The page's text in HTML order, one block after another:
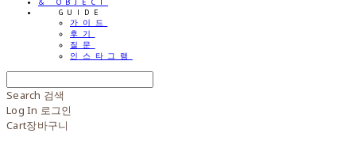
& OBJECT
⠀⠀GUIDE
가이드
후기
질문
인스타그램
Search 검색
Log In 로그인
Cart장바구니